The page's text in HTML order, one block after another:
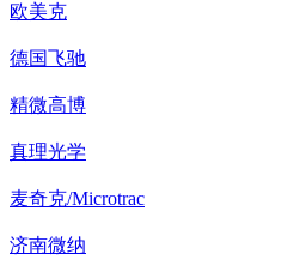
欧美克
德国飞驰
精微高博
真理光学
麦奇克/Microtrac
济南微纳